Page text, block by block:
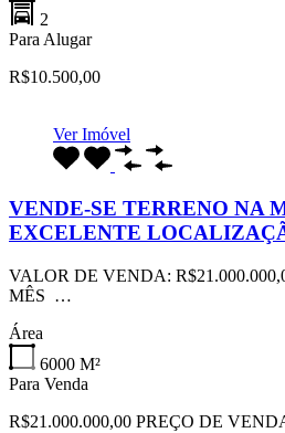
2
Para Alugar
R$10.500,00
Ver Imóvel
VENDE-SE TERRENO NA
EXCELENTE
VALOR DE VENDA:
MÊS …
Área
6000 M²
Para Venda
R$21.000.000,00 PREÇO DE